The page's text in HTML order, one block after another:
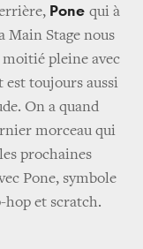
Pone qui à
Main Stage nous
moitié pleine avec
est toujours aussi
On a quand
morceau qui
prochaines
Pone, symbole
hop et scratch.